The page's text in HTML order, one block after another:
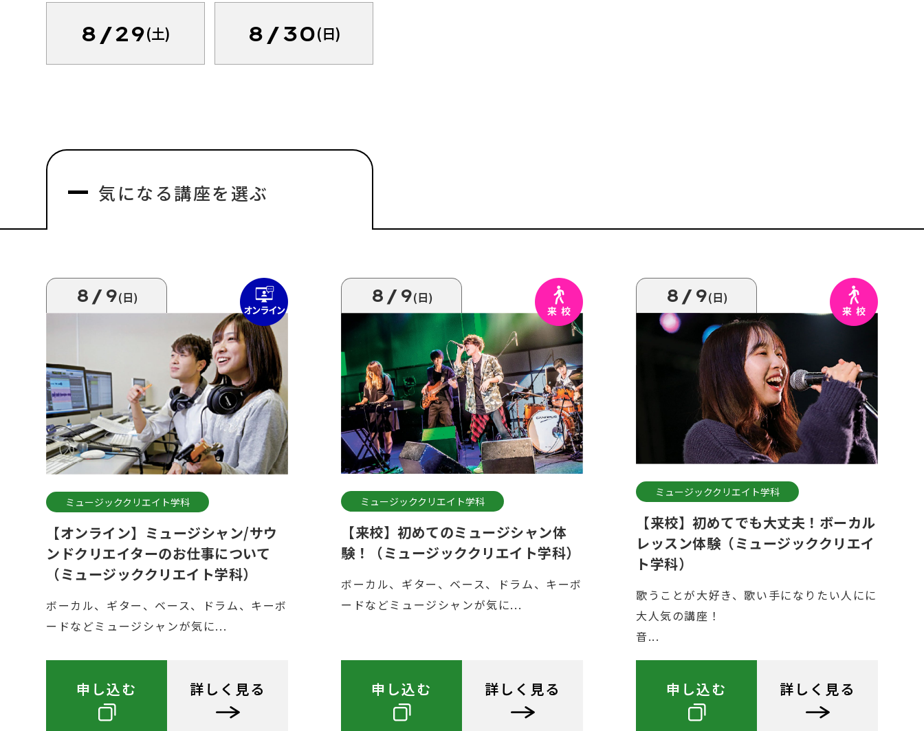
8/29(土) 8/30(日)
気になる講座を選ぶ
8/9(日)
ミュージッククリエイト学科
【オンライン】ミュージシャン/サウ
ンドクリエイターのお仕事について
（ミュージッククリエイト学科）
ボーカル、ギター、ベース、ドラム、キーボ
ードなどミュージシャンが気に...
申し込む 詳しく見る
8/9(日)
ミュージッククリエイト学科
【来校】初めてのミュージシャン体
験！（ミュージッククリエイト学科）
ボーカル、ギター、ベース、ドラム、キーボ
ードなどミュージシャンが気に...
申し込む 詳しく見る
8/9(日)
ミュージッククリエイト学科
【来校】初めてでも大丈夫！ボーカル
レッスン体験（ミュージッククリエイ
ト学科）
歌うことが大好き、歌い手になりたい人にに
大人気の講座！
音...
申し込む 詳しく見る